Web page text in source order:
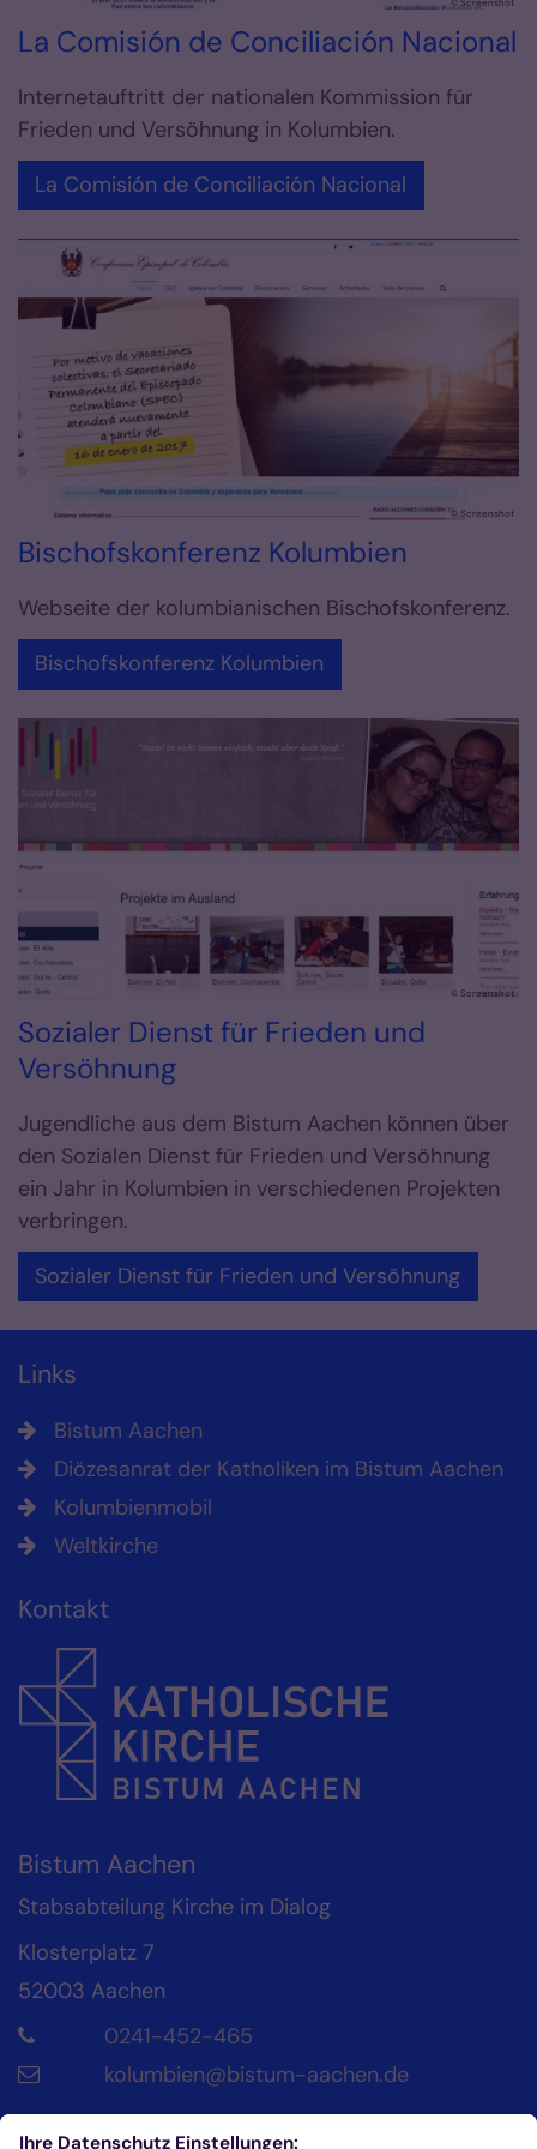
La Comisión de Conciliación Nacional
Internetauftritt der nationalen Kommission für
Frieden und Versöhnung in Kolumbien.
La Comisión de Conciliación Nacional
© Screenshot
Bischofskonferenz Kolumbien
Webseite der kolumbianischen Bischofskonferenz.
Bischofskonferenz Kolumbien
© Screenshot
Sozialer Dienst für Frieden und
Versöhnung
Jugendliche aus dem Bistum Aachen können über
den Sozialen Dienst für Frieden und Versöhnung
ein Jahr in Kolumbien in verschiedenen Projekten
verbringen.
Sozialer Dienst für Frieden und Versöhnung
Links
Bistum Aachen
Diözesanrat der Katholiken im Bistum Aachen
Kolumbienmobil
Weltkirche
Kontakt
Bistum Aachen
Stabsabteilung Kirche im Dialog
Klosterplatz 7
52003 Aachen
0241-452-465
kolumbien@bistum-aachen.de
Kontakt